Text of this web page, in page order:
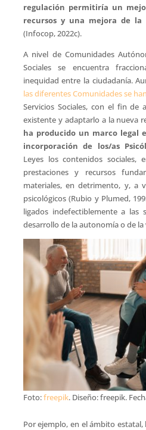
regulación permitiría un
recursos y una mejora de la
(Infocop, 2022c).
A nivel de Comunidades
Sociales se encuentra
inequidad entre la ciudadanía.
las diferentes Comunidades se
Servicios Sociales, con el fin de
existente y adaptarlo a la nueva
ha producido un marco legal
incorporación de los/as
Leyes los contenidos sociales,
prestaciones y recursos
materiales, en detrimento, y, a
psicológicos (Rubio y Plumed,
ligados indefectiblemente a las
desarrollo de la autonomía o de
Foto:freepik. Diseño: freepik.
Por ejemplo, en el ámbito estatal,